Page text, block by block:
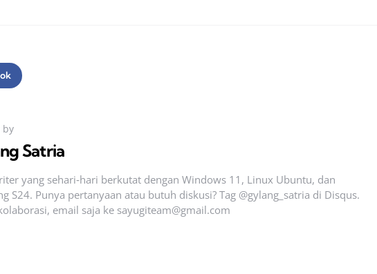
by
Satria
yang sehari‑hari berkutat dengan Windows 11, Linux Ubuntu, dan
S24. Punya pertanyaan atau butuh diskusi? Tag @gylang_satria di Disqus.
email saja ke sayugiteam@gmail.com